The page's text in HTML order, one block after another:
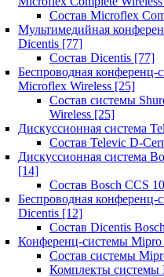
Состав Microflex
Мультимедийная
Dicentis [77]
Состав Dicentis [77]
Беспроводная конференц-
Microflex Wireless [25]
Состав системы
Wireless [25]
Дискуссионная система
Состав Televic D-
Дискуссионная система
[14]
Состав Bosch CCS
Беспроводная конференц-
Dicentis [12]
Состав Dicentis Bosch
Конференц-системы Mipro
Состав системы
Комплекты системы